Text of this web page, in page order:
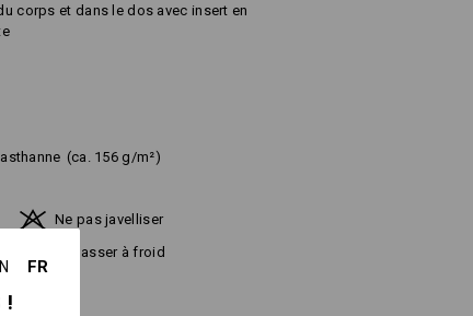
corps et dans le dos avec insert en
(ca. 156 g/m²)
Ne pas javelliser
Repasser à froid
FR
!